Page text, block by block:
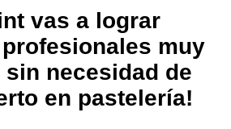
vas a lograr
muy
necesidad de
en pastelería!